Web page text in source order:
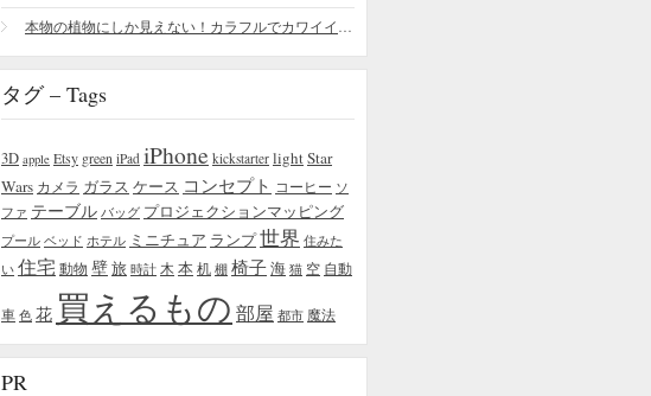
タグ – Tags
3D apple Etsy green iPad iPhone kickstarter lightStar
Wars カメラ ガラス ケース コンセプト コーヒー ソ
ファ テーブル バッグ プロジェクションマッピング
プール ベッド ホテル ミニチュア ランプ世界 住みた
い 住宅 動物 壁旅 時計 木 本机 棚 椅子海 猫 空 自動
車 色 花 買えるもの 部屋 都市 魔法
PR